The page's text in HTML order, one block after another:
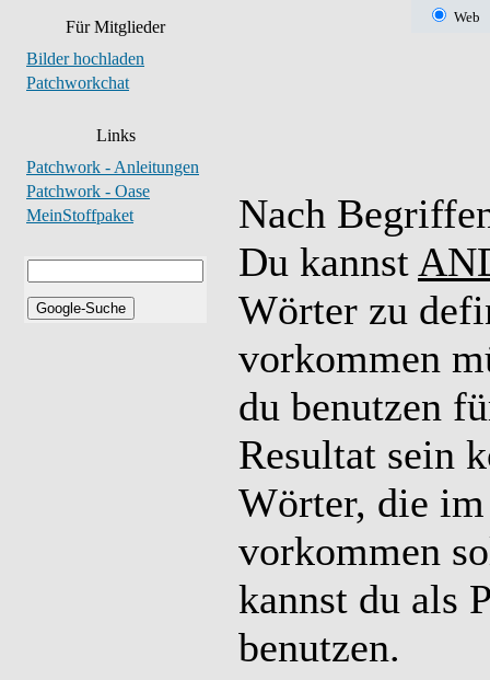
Für Mitglieder
Bilder hochladen
Patchworkchat
Links
Patchwork - Anleitungen
Patchwork - Oase
MeinStoffpaket
Web
Nach
Du kannst
Wörter zu
vorkommen
du benutzen
Resultat sein
Wörter, die
vorkommen
kannst du als
benutzen.